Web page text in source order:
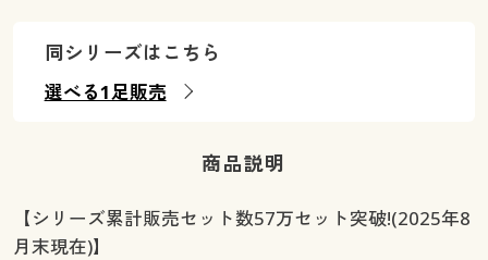
同シリーズはこちら
選べる1足販売
商品説明
【シリーズ累計販売セット数57万セット突破!(2025年8
月末現在)】